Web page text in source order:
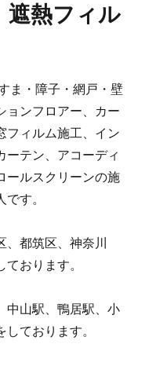
遮熱フィル
ま・障子・網戸・壁
ョンフロアー、カー
フィルム施工、イン
ーテン、アコーディ
ールスクリーンの施
す。
都筑区、神奈川
おります。
中山駅、鴨居駅、小
ております。